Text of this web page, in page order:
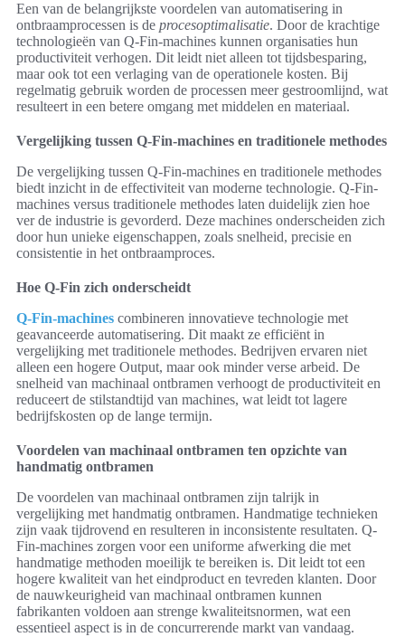
Een van de belangrijkste voordelen van automatisering in
ontbraamprocessen is de procesoptimalisatie. Door de krachtige
technologieën van Q-Fin-machines kunnen organisaties hun
productiviteit verhogen. Dit leidt niet alleen tot tijdsbesparing,
maar ook tot een verlaging van de operationele kosten. Bij
regelmatig gebruik worden de processen meer gestroomlijnd, wat
resulteert in een betere omgang met middelen en materiaal.
Vergelijking tussen Q-Fin-machines en traditionele methodes
De vergelijking tussen Q-Fin-machines en traditionele methodes
biedt inzicht in de effectiviteit van moderne technologie. Q-Fin-
machines versus traditionele methodes laten duidelijk zien hoe
ver de industrie is gevorderd. Deze machines onderscheiden zich
door hun unieke eigenschappen, zoals snelheid, precisie en
consistentie in het ontbraamproces.
Hoe Q-Fin zich onderscheidt
Q-Fin-machines combineren innovatieve technologie met
geavanceerde automatisering. Dit maakt ze efficiënt in
vergelijking met traditionele methodes. Bedrijven ervaren niet
alleen een hogere Output, maar ook minder verse arbeid. De
snelheid van machinaal ontbramen verhoogt de productiviteit en
reduceert de stilstandtijd van machines, wat leidt tot lagere
bedrijfskosten op de lange termijn.
Voordelen van machinaal ontbramen ten opzichte van
handmatig ontbramen
De voordelen van machinaal ontbramen zijn talrijk in
vergelijking met handmatig ontbramen. Handmatige technieken
zijn vaak tijdrovend en resulteren in inconsistente resultaten. Q-
Fin-machines zorgen voor een uniforme afwerking die met
handmatige methoden moeilijk te bereiken is. Dit leidt tot een
hogere kwaliteit van het eindproduct en tevreden klanten. Door
de nauwkeurigheid van machinaal ontbramen kunnen
fabrikanten voldoen aan strenge kwaliteitsnormen, wat een
essentieel aspect is in de concurrerende markt van vandaag.